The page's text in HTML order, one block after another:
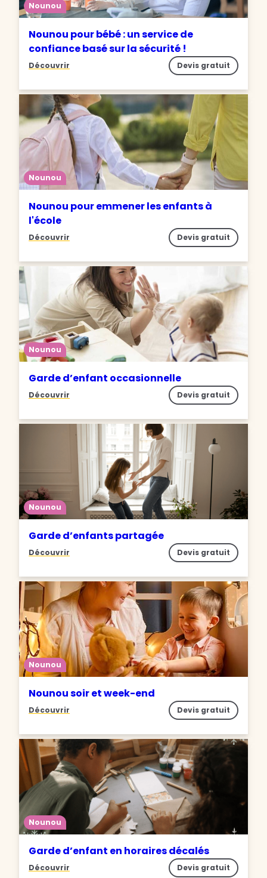
Nounou
Nounou pour bébé : un service de
confiance basé sur la sécurité !
Découvrir Devis gratuit
Nounou
Nounou pour emmener les enfants à
l'école
Découvrir Devis gratuit
Nounou
Garde d’enfant occasionnelle
Découvrir Devis gratuit
Nounou
Garde d’enfants partagée
Découvrir Devis gratuit
Nounou
Nounou soir et week-end
Découvrir Devis gratuit
Nounou
Garde d’enfant en horaires décalés
Découvrir Devis gratuit